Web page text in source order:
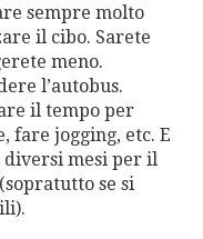
sempre molto
il cibo. Sarete
meno.
l’autobus.
il tempo per
fare jogging, etc. E
mesi per il
se si